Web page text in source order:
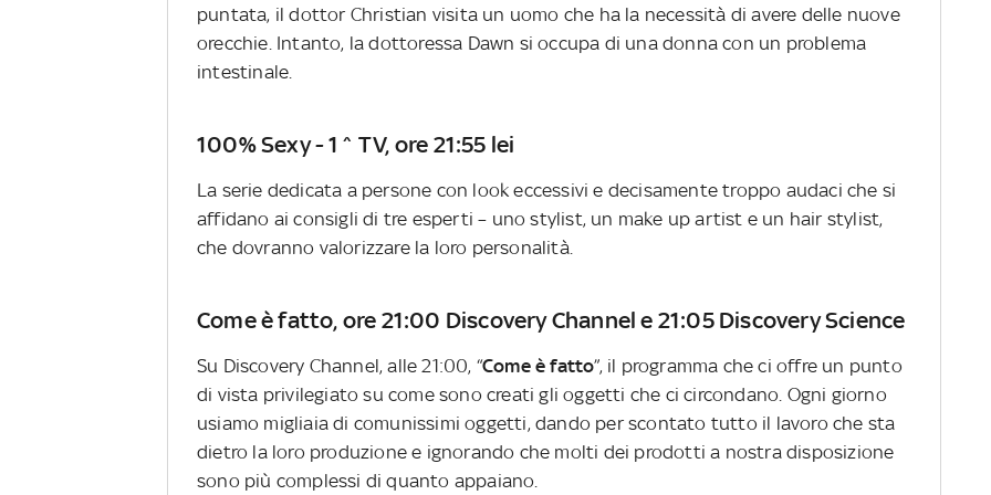
puntata, il dottor Christian visita un uomo che ha la necessità di avere delle nuove
orecchie. Intanto, la dottoressa Dawn si occupa di una donna con un problema
intestinale.
100% Sexy - 1^ TV, ore 21:55 lei
La serie dedicata a persone con look eccessivi e decisamente troppo audaci che si
affidano ai consigli di tre esperti – uno stylist, un make up artist e un hair stylist,
che dovranno valorizzare la loro personalità.
Come è fatto, ore 21:00 Discovery Channel e 21:05 Discovery Science
Su Discovery Channel, alle 21:00, “Come è fatto”, il programma che ci offre un punto
di vista privilegiato su come sono creati gli oggetti che ci circondano. Ogni giorno
usiamo migliaia di comunissimi oggetti, dando per scontato tutto il lavoro che sta
dietro la loro produzione e ignorando che molti dei prodotti a nostra disposizione
sono più complessi di quanto appaiano.